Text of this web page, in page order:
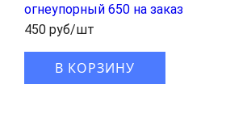
огнеупорный 650 на заказ
450 руб/шт
В КОРЗИНУ